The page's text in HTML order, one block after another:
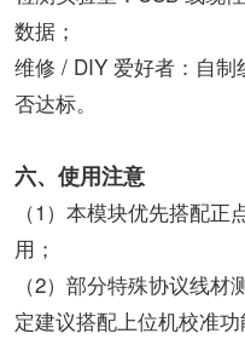
数据；
维修 / DIY 爱好者：自
否达标。
六、使用注意
（1）本模块优先搭配
用；
（2）部分特殊协议线
定建议搭配上位机校准功